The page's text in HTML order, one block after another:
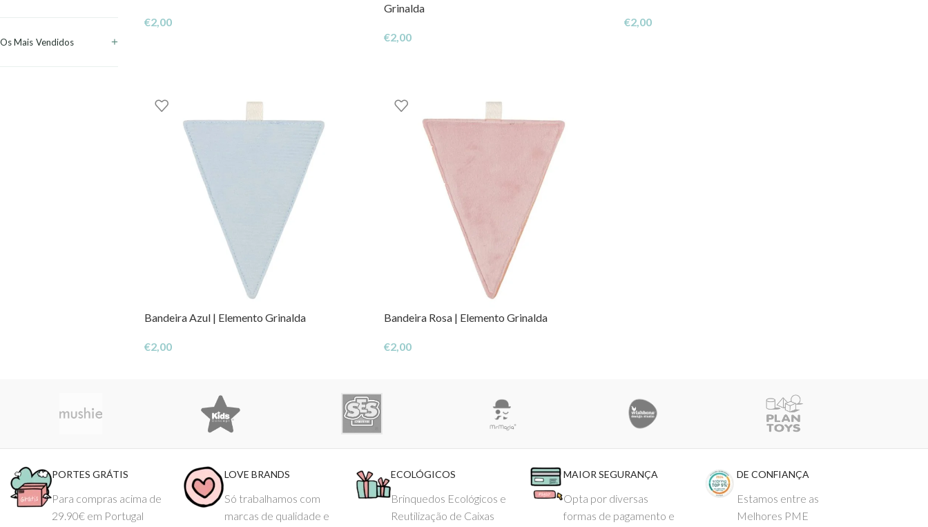
Os Mais Vendidos
€2,00
Grinalda
€2,00
€2,00
Bandeira Azul | Elemento Grinalda
€2,00
Bandeira Rosa | Elemento Grinalda
€2,00
PORTES GRÁTIS
Para compras acima de
29.90€ em Portugal
LOVE BRANDS
Só trabalhamos com
marcas de qualidade e
ECOLÓGICOS
Brinquedos Ecológicos e
Reutilização de Caixas
MAIOR SEGURANÇA
Opta por diversas
formas de pagamento e
DE CONFIANÇA
Estamos entre as
Melhores PME